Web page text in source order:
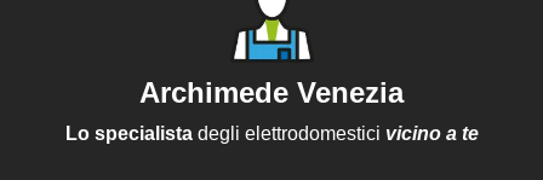
Archimede Venezia
Lo specialistadegli elettrodomestici vicino a te